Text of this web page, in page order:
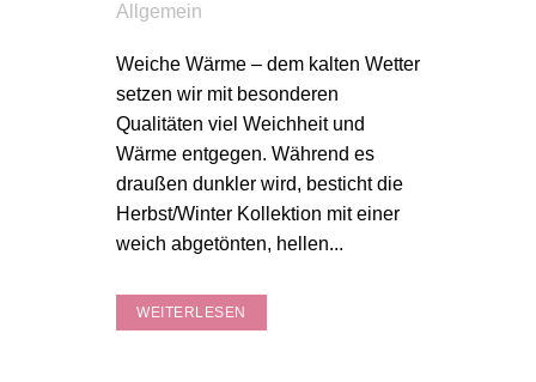
Allgemein
Weiche Wärme – dem kalten Wetter
setzen wir mit besonderen
Qualitäten viel Weichheit und
Wärme entgegen. Während es
draußen dunkler wird, besticht die
Herbst/Winter Kollektion mit einer
weich abgetönten, hellen...
WEITERLESEN